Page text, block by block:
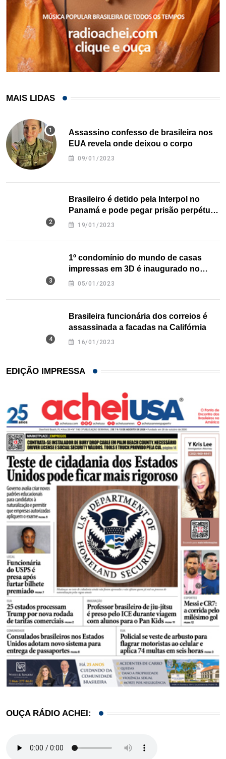
MAIS LIDAS
Assassino confesso de brasileira nos
EUA revela onde deixou o corpo
09/01/2023
Brasileiro é detido pela Interpol no
Panamá e pode pegar prisão perpétua
nos EUA
19/01/2023
1º condomínio do mundo de casas
impressas em 3D é inaugurado no
Texas
05/01/2023
Brasileira funcionária dos correios é
assassinada a facadas na Califórnia
16/01/2023
EDIÇÃO IMPRESSA
OUÇA RÁDIO ACHEI: